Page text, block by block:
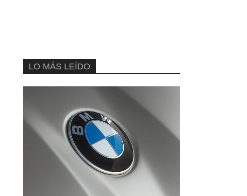
LO MÁS LEÍDO